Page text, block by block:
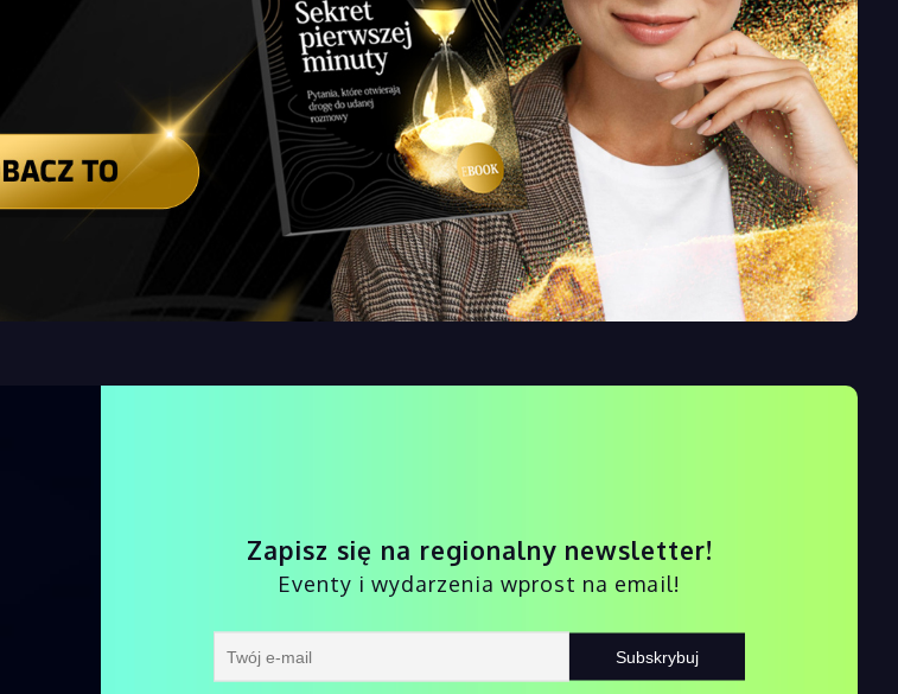
Zapisz się na regionalny newsletter!
Eventy i wydarzenia wprost na email!